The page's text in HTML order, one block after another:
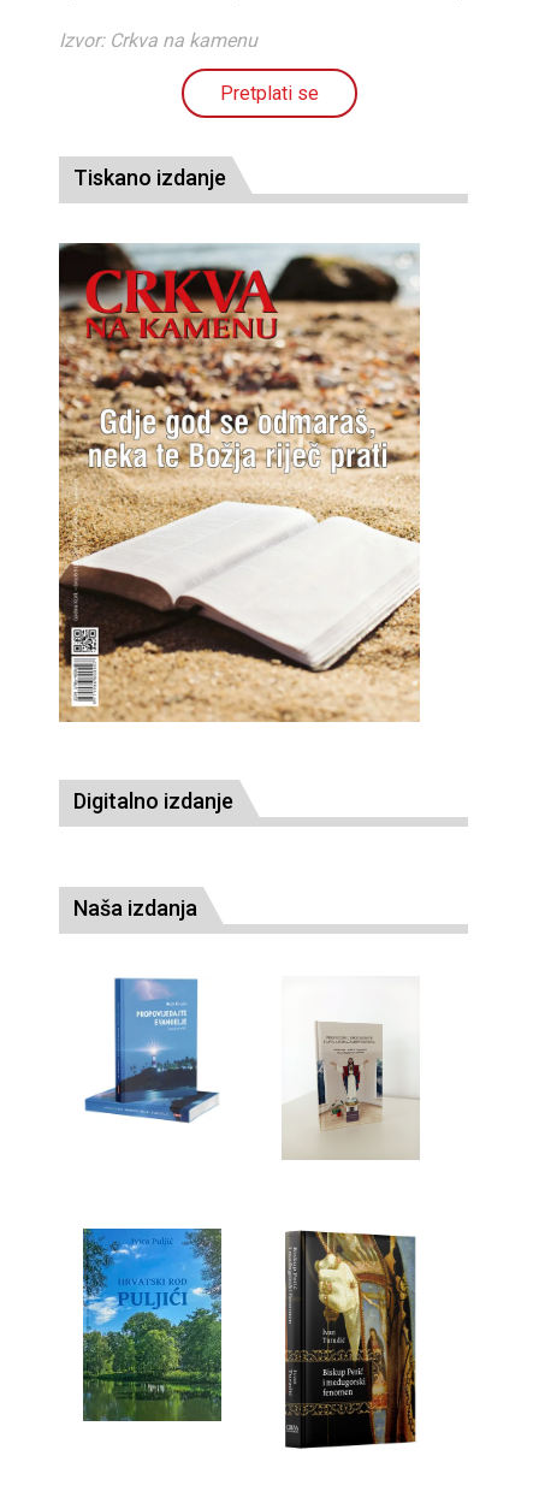
Izvor: Crkva na kamenu
Pretplati se
Tiskano izdanje
Digitalno izdanje
Naša izdanja